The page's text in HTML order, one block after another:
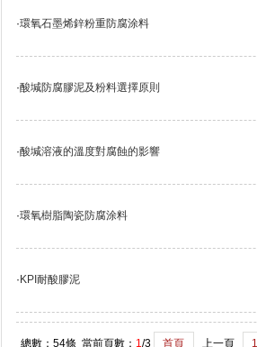
·環氧石墨烯鋅粉重防腐涂料
·酸堿防腐膠泥及粉料選擇原則
·酸堿溶液的溫度對腐蝕的影響
·環氧樹脂陶瓷防腐涂料
·KPI耐酸膠泥
總數：54條 當前頁數： 1 /3 首頁 上一頁 1